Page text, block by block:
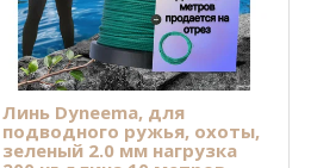
Линь Dyneema, для
подводного ружья, охоты,
зеленый 2.0 мм нагрузка